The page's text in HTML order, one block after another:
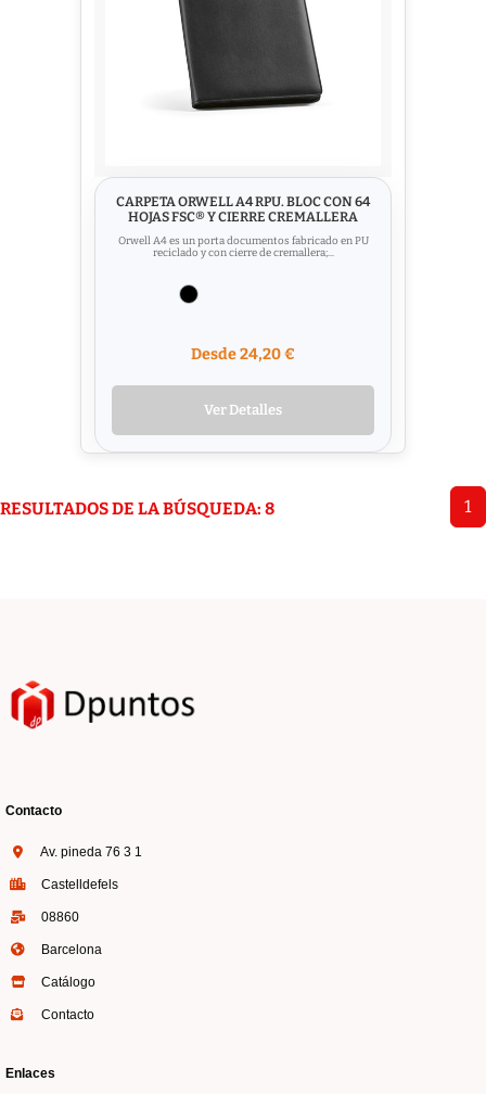
CARPETA ORWELL A4 RPU. BLOC CON 64
HOJAS FSC® Y CIERRE CREMALLERA
Orwell A4 es un porta documentos fabricado en PU
reciclado y con cierre de cremallera;...
Desde 24,20 €
Ver Detalles
1
RESULTADOS DE LA BÚSQUEDA: 8
Contacto
Av. pineda 76 3 1
Castelldefels
08860
Barcelona
Catálogo
Contacto
Enlaces